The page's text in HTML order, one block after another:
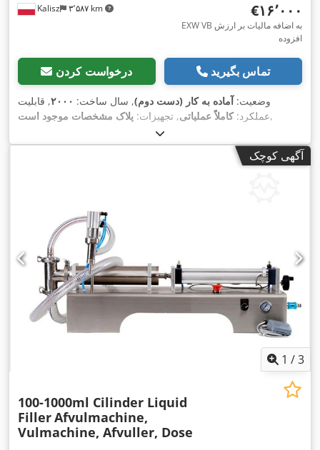
Kalisz ۳٬۵۸۷ km ‎€۱۶٬۰۰۰
EXW VB به اضافه مالیات بر ارزش
افزوده
درخواست کردن تماس بگیرید
وضعیت: آماده به کار (دست دوم), سال ساخت: ۲۰۰۰, قابلیت
عملکرد:کاملاً عملیاتی, تجهیزات: پلاک مشخصات موجود است ,
آگهی کوچک
1 /3
100-1000ml Cilinder Liquid
FillerAfvulmachine,
Vulmachine, Afvuller, Dose